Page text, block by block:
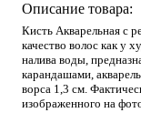
Описание товара:
Кисть Акварельная с
качество волос как у
налива воды,
карандашами,
ворса 1,3 см.
изображенного на